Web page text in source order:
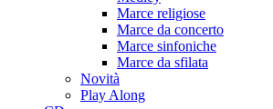
Marce religiose
Marce da concerto
Marce sinfoniche
Marce da sfilata
Novità
Play Along